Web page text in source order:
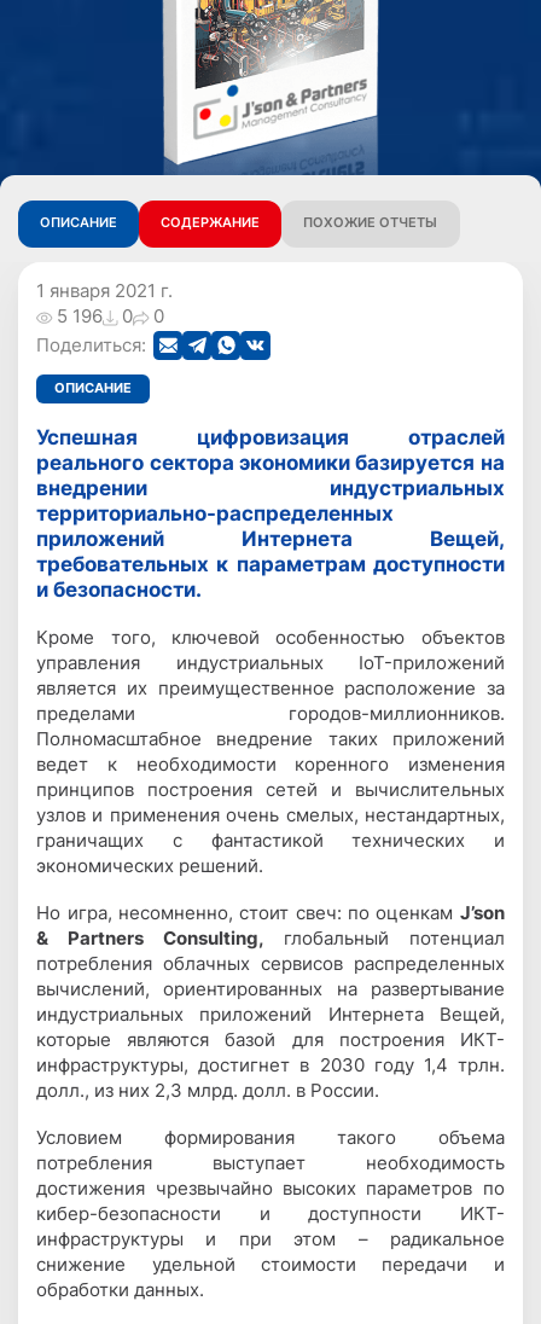
ОПИСАНИЕ СОДЕРЖАНИЕ ПОХОЖИЕ ОТЧЕТЫ
1 января 2021 г.
5 196
0
0
Поделиться:
ОПИСАНИЕ
Успешная цифровизация отраслей
реального сектора экономики базируется на
внедрении индустриальных
территориально-распределенных
приложений Интернета Вещей,
требовательных к параметрам доступности
и безопасности.
Кроме того, ключевой особенностью объектов
управления индустриальных IoT-приложений
является их преимущественное расположение за
пределами городов-миллионников.
Полномасштабное внедрение таких приложений
ведет к необходимости коренного изменения
принципов построения сетей и вычислительных
узлов и применения очень смелых, нестандартных,
граничащих с фантастикой технических и
экономических решений.
Но игра, несомненно, стоит свеч: по оценкам J’son
& Partners Consulting, глобальный потенциал
потребления облачных сервисов распределенных
вычислений, ориентированных на развертывание
индустриальных приложений Интернета Вещей,
которые являются базой для построения ИКТ-
инфраструктуры, достигнет в 2030 году 1,4 трлн.
долл., из них 2,3 млрд. долл. в России.
Условием формирования такого объема
потребления выступает необходимость
достижения чрезвычайно высоких параметров по
кибер-безопасности и доступности ИКТ-
инфраструктуры и при этом – радикальное
снижение удельной стоимости передачи и
обработки данных.